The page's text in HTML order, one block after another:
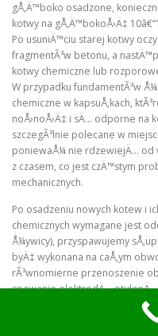
gÅ‚Ä™boko osadzone,
kotwy na gÅ‚Ä™bokoÅ›Ä‡
Po usuniÄ™ciu starej kotwy
fragmentÃ³w betonu, a
kotwy chemiczne lub
W przypadku fundamentÃ³w
chemiczne w kapsuÅ‚kach,
noÅ›noÅ›Ä‡ i sÄ… odporne na
szczegÃ³lnie polecane w
poniewaÅ¼ nie rdzewiejÄ… od
z czasem, co jest czÄ™stym
mechanicznych.
Po osadzeniu nowych kotew i
chemicznych wymagane jest
Å¼ywicy), przyspawujemy
byÄ‡ wykonana na caÅ‚ym
rÃ³wnomierne przenoszenie
spawanie elektrodÄ…
zasadowych, ktÃ³re dajÄ…
przypadku ogrodzeÅ„